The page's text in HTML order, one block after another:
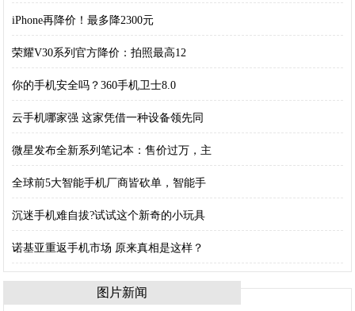
iPhone再降价！最多降2300元
荣耀V30系列官方降价：拍照最高12
你的手机安全吗？360手机卫士8.0
云手机哪家强 这家凭借一种设备领先同
微星发布全新系列笔记本：售价过万，主
全球前5大智能手机厂商皆砍单，智能手
沉迷手机难自拔?试试这个新奇的小玩具
诺基亚重返手机市场 原来真相是这样？
图片新闻